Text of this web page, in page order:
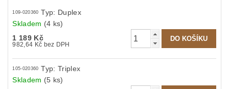
109-020360 Typ: Duplex
Skladem (4 ks)
1 189 Kč
982,64 Kč bez DPH
105-020360 Typ: Triplex
Skladem (5 ks)